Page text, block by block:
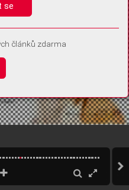
se
článků zdarma